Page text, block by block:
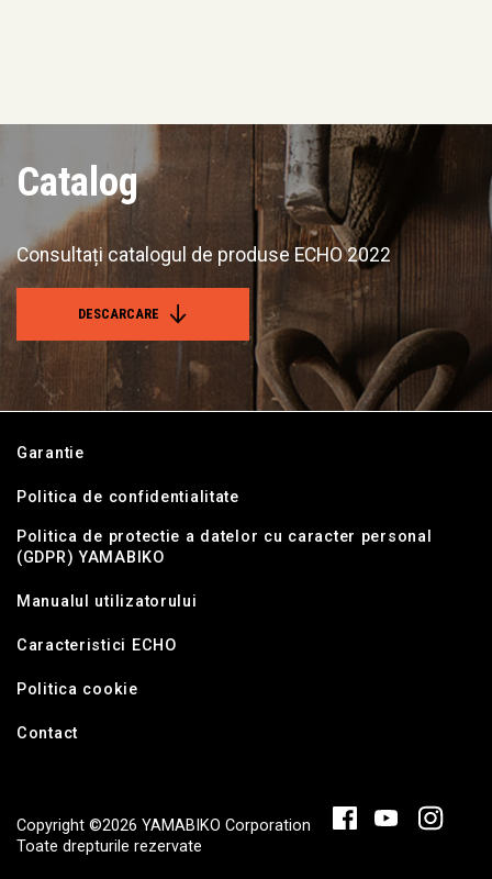
Catalog
Consultați catalogul de produse ECHO 2022
DESCARCARE
Garantie
Politica de confidentialitate
Politica de protectie a datelor cu caracter personal
(GDPR) YAMABIKO
Manualul utilizatorului
Caracteristici ECHO
Politica cookie
Contact
Copyright ©2026 YAMABIKO Corporation
Toate drepturile rezervate